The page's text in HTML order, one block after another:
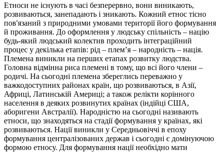
Етноси не існують в часі безперервно, вони виникають,
розвиваються, занепадають і зникають. Кожний етнос тісно
пов'язаний з природними умовами території його формування
й проживання. До оформлення у людську спільність – націю
будь-який людський колектив проходить інтеграційний
процес у декілька етапів: рід – плем’я – народність – нація.
Племена виникли на перших етапах розвитку людства.
Головна відмінна риса племені в тому, що всі його члени –
родичі. На сьогодні племена збереглись переважно у
важкодоступних районах країн, що розвиваються, в Азії,
Африці, Латинській Америці; а також релікти корінного
населення в деяких розвинутих країнах (індійці США,
аборигени Австралії). Народністю на сьогодні називають
етноси, що знаходяться на стадії формування у країнах, які
розвиваються. Нації виникли у Середньовіччі в епоху
формування централізованих держав і сьогодні є домінуючою
формою етносу. Для формування нації необхідно мати